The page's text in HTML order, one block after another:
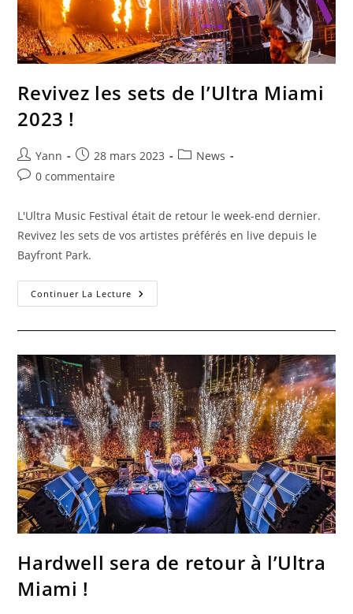
Revivez les sets de l’Ultra Miami
2023 !
Yann 28 mars 2023
News
0 commentaire
L'Ultra Music Festival était de retour le week-end dernier.
Revivez les sets de vos artistes préférés en live depuis le
Bayfront Park.
Continuer La Lecture
Hardwell sera de retour à l’Ultra
Miami !